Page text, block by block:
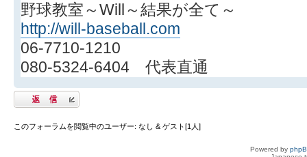
野球教室～Will～結果が全て～
http://will-baseball.com
06-7710-1210
080-5324-6404 代表直通
返信する
このフォーラムを閲覧中のユーザー: なし & ゲスト[1人]
Powered by